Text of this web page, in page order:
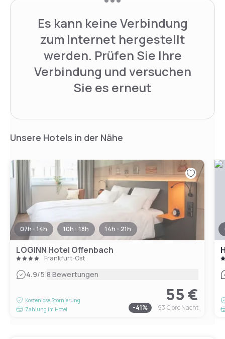
Es kann keine Verbindung
zum Internet hergestellt
werden. Prüfen Sie Ihre
Verbindung und versuchen
Sie es erneut
Unsere Hotels in der Nähe
07h - 14h 10h - 18h 14h - 21h
LOGINN Hotel Offenbach
Frankfurt-Ost
4.9/5|8 Bewertungen
Kostenlose Stornierung
Zahlung im Hotel
55 €
-41% 93 €pro Nacht